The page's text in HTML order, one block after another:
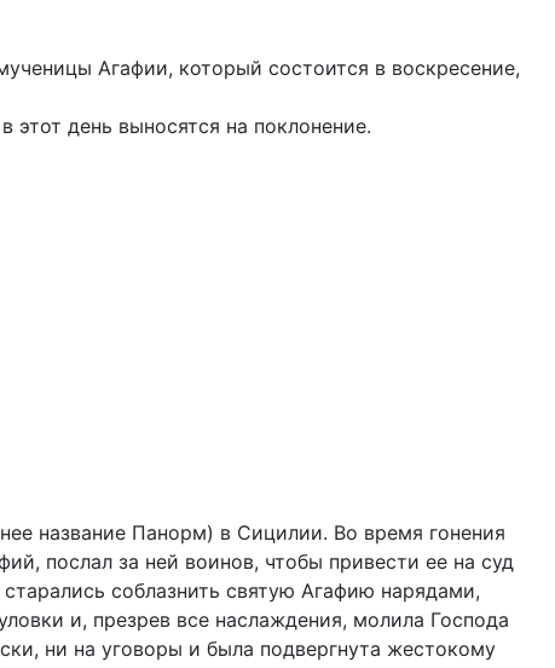
Агафии, который состоится в воскресение,
день выносятся на поклонение.
название Панорм) в Сицилии. Во время гонения
послал за ней воинов, чтобы привести ее на суд
соблазнить святую Агафию нарядами,
и, презрев все наслаждения, молила Господа
ни на уговоры и была подвергнута жестокому